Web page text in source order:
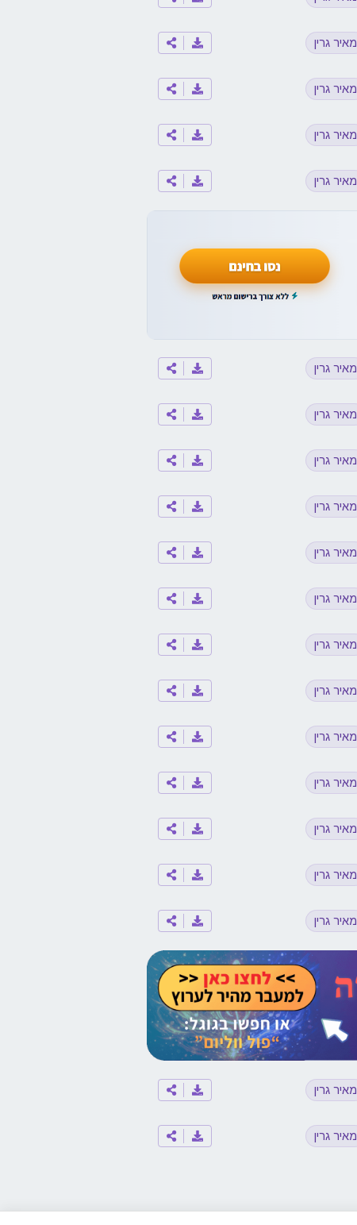
מאיר גרין
מאיר גרין
מאיר גרין
מאיר גרין
מאיר גרין
מאיר גרין
מאיר גרין
מאיר גרין
מאיר גרין
מאיר גרין
מאיר גרין
מאיר גרין
מאיר גרין
מאיר גרין
מאיר גרין
מאיר גרין
מאיר גרין
מאיר גרין
מאיר גרין